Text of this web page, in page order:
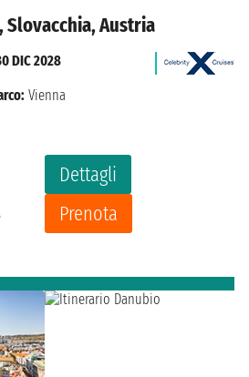
Slovacchia, Austria
Dettagli
Prenota
DIC 2028
Vienna